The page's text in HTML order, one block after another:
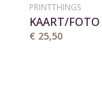
PRINTTHINGS
KAART/
VAAS
€ 25,50